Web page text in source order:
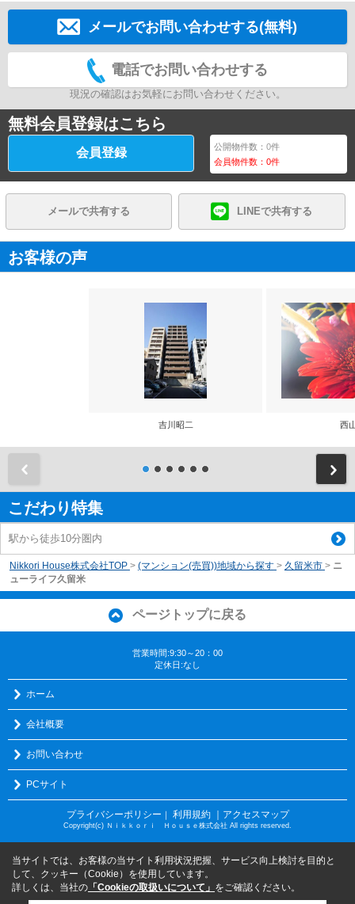
メールでお問い合わせする(無料)
電話でお問い合わせする
現況の確認はお気軽にお問い合わせください。
無料会員登録はこちら
会員登録 公開物件数：0件
会員物件数：0件
メールで共有する LINEで共有する
お客様の声
吉川昭二 西
こだわり特集
駅から徒歩10分圏内
Nikkori House株式会社TOP > (マンション(売買))地域から探す > 久留米市 > ニ
ューライフ久留米
ページトップに戻る
営業時間:9:30～20：00
定休日:なし
ホーム
会社概要
お問い合わせ
PCサイト
プライバシーポリシー 利用規約 ｜アクセスマップ
Copyright(c) Ｎｉｋｋｏｒｉ Ｈｏｕｓｅ株式会社 All rights reserved.
当サイトでは、お客様の当サイト利用状況把握、サービス向上検討を目的と
して、クッキー（Cookie）を使用しています。
詳しくは、当社の 「Cookieの取扱いについて」 をご確認ください。